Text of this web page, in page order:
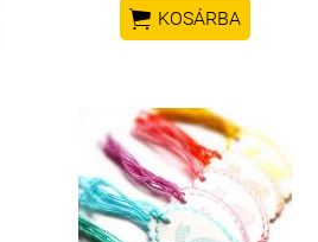
 KOSÁRBA